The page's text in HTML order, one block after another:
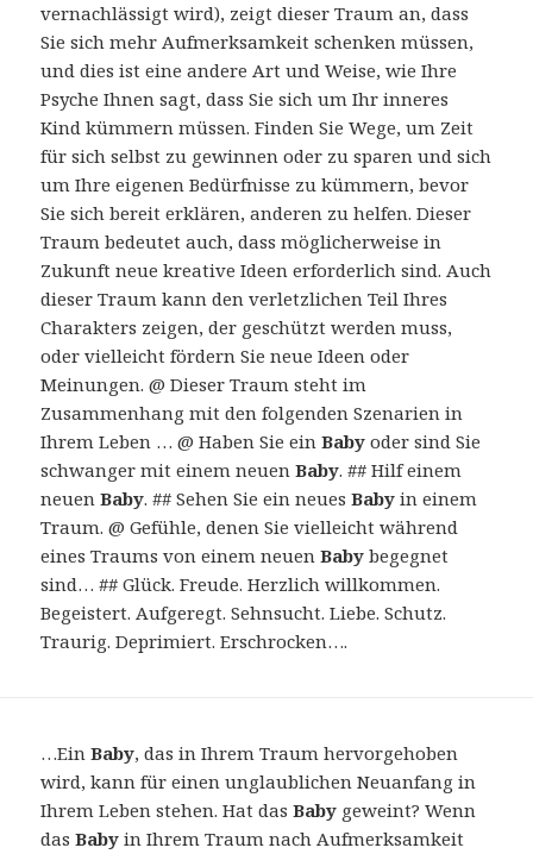
vernachlässigt wird), zeigt dieser Traum an, dass
Sie sich mehr Aufmerksamkeit schenken müssen,
und dies ist eine andere Art und Weise, wie Ihre
Psyche Ihnen sagt, dass Sie sich um Ihr inneres
Kind kümmern müssen. Finden Sie Wege, um Zeit
für sich selbst zu gewinnen oder zu sparen und sich
um Ihre eigenen Bedürfnisse zu kümmern, bevor
Sie sich bereit erklären, anderen zu helfen. Dieser
Traum bedeutet auch, dass möglicherweise in
Zukunft neue kreative Ideen erforderlich sind. Auch
dieser Traum kann den verletzlichen Teil Ihres
Charakters zeigen, der geschützt werden muss,
oder vielleicht fördern Sie neue Ideen oder
Meinungen. @ Dieser Traum steht im
Zusammenhang mit den folgenden Szenarien in
Ihrem Leben … @ Haben Sie einBaby oder sind Sie
schwanger mit einem neuenBaby. ## Hilf einem
neuenBaby. ## Sehen Sie ein neuesBaby in einem
Traum. @ Gefühle, denen Sie vielleicht während
eines Traums von einem neuenBaby begegnet
sind… ## Glück. Freude. Herzlich willkommen.
Begeistert. Aufgeregt. Sehnsucht. Liebe. Schutz.
Traurig. Deprimiert. Erschrocken….
…EinBaby, das in Ihrem Traum hervorgehoben
wird, kann für einen unglaublichen Neuanfang in
Ihrem Leben stehen. Hat dasBaby geweint? Wenn
dasBaby in Ihrem Traum nach Aufmerksamkeit